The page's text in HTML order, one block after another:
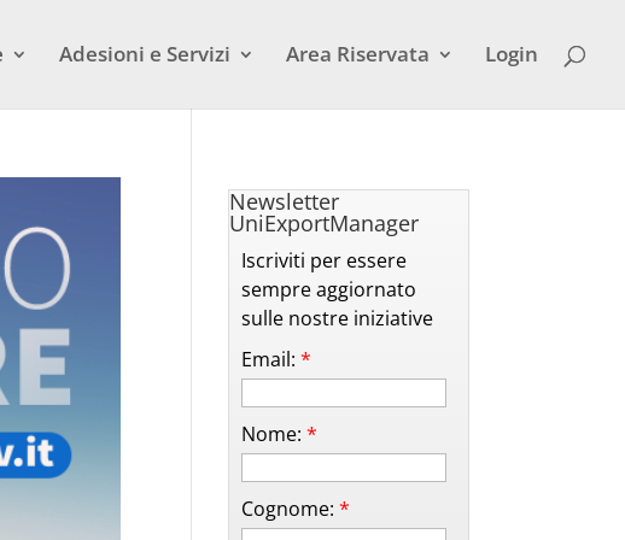
Adesioni e Servizi Area Riservata Login
Newsletter
UniExportManager
Iscriviti per essere
sempre aggiornato
sulle nostre iniziative
Email:*
Nome:*
Cognome:*